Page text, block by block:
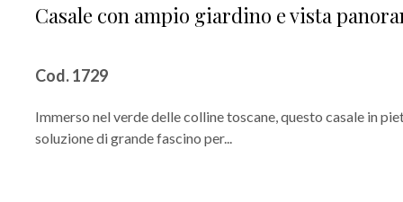
Casale con ampio giardino e vista
Cod. 1729
Immerso nel verde delle colline toscane, questo casale in
soluzione di grande fascino per...